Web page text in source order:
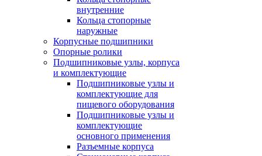
внутренние
Кольца стопорные
наружные
Корпусные подшипники
Опорные ролики
Подшипниковые узлы, корпуса
и комплектующие
Подшипниковые узлы и
комплектующие для
пищевого оборудования
Подшипниковые узлы и
комплектующие
основного применения
Разъемные корпуса